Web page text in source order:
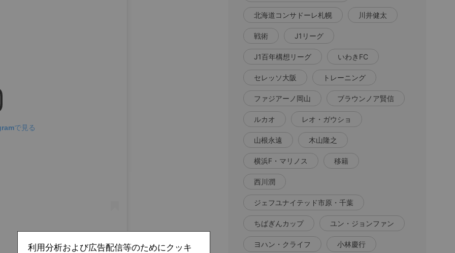
で見る
北海道コンサドーレ札幌 川井健太
戦術 J1リーグ
J1百年構想リーグ いわきFC
セレッソ大阪 トレーニング
ファジアーノ岡山 ブラウンノア賢信
ルカオ レオ・ガウショ
山根永遠 木山隆之
横浜F・マリノス 移籍
西川潤
ジェフユナイテッド市原・千葉
ちばぎんカップ ユン・ジョンファン
ヨハン・クライフ 小林慶行
利用分析および広告配信等のためにクッキ